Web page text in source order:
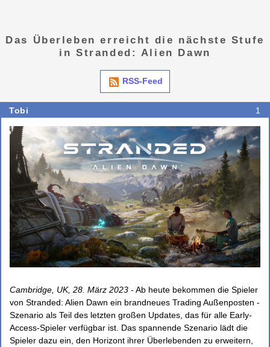
Das Überleben erreicht die nächste Stufe
in Stranded: Alien Dawn
RSS-Feed
1
Tobi
Cambridge, UK, 28. März 2023 - Ab heute bekommen die Spieler
von Stranded: Alien Dawn ein brandneues Trading Außenposten -
Szenario als Teil des letzten großen Updates, das für alle Early-
Access-Spieler verfügbar ist. Das spannende Szenario lädt die
Spieler dazu ein, den Horizont ihrer Überlebenden zu erweitern,